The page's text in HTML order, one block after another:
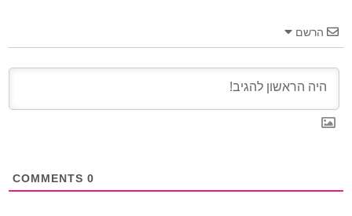
הרשם
0